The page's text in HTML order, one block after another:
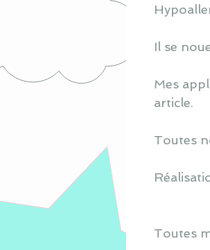
Il se
Mes
article.
Toutes
Toutes